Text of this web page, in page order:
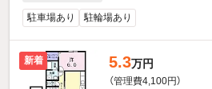
駐車場あり 駐輪場あり
新着 5.3万円
（管理費4,100円）